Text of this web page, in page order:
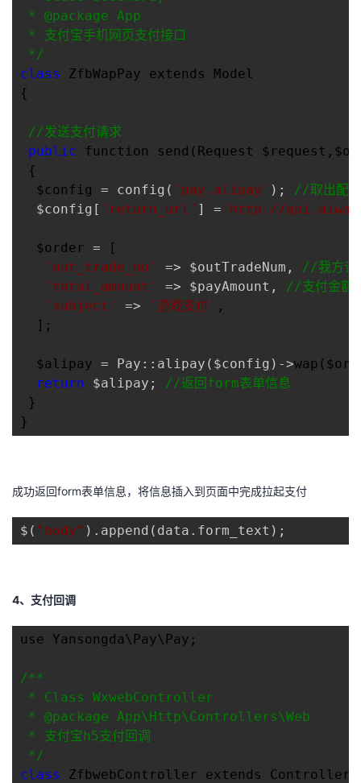
* @package App
* 支付宝手机网页支付接口
*/
class
ZfbWapPay extends Model
{
//发送支付请求
public function send(Request
{
  $config
= config( ' pay.alipay ' ); //取出配
  $config[
' return_url ' ] = ' http://
  $order
= [
' out_trade_no ' => $outTradeNum, //我方订
' total_amount ' => $payAmount, //支付金
' subject ' => ' 游戏支付 ' ,
  ];
  $alipay
= Pay::alipay($config)->
return $alipay; //返回form表单信息
}
}
成功返回form表单信息，将信息插入到页面中完成拉起支付
$( " body" ).append(data.form_text);
4、支付回调
use Yansongda\Pay\Pay;
/**
* Class WxwebController
* @package App\Http\Controllers\Web
* 支付宝h5支付回调
*/
class
ZfbwebController extends Controller